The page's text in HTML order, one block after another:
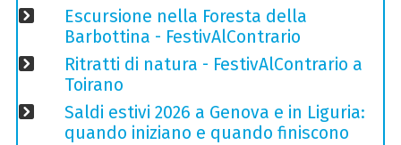
Escursione nella Foresta della
Barbottina - FestivAlContrario
Ritratti di natura - FestivAlContrario a
Toirano
Saldi estivi 2026 a Genova e in Liguria:
quando iniziano e quando finiscono